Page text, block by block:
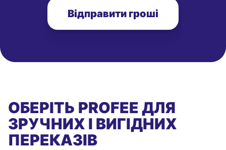
Відправити гроші
ОБЕРІТЬ PROFEE ДЛЯ
ЗРУЧНИХ І ВИГІДНИХ
ПЕРЕКАЗІВ